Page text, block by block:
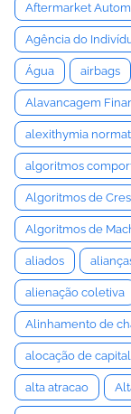
Aftermarket
Agência do
Água airbags
Alavancagem
alexithymia
algoritmos
Algoritmos de
Algoritmos de
aliados
alienação coletiva
Alinhamento de
alocação de capital
alta atracao